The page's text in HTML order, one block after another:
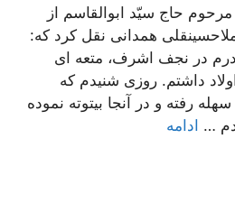
بدون اذن پدر 1. مرحوم حاج سيّد ابوالقاسم از
همدانى نقل كرد كه:
در نجف اشرف، متعه‏ اى
داشتم. روزى شنيدم كه
رفته و در آنجا بيتوته نموده‏
… ادامه